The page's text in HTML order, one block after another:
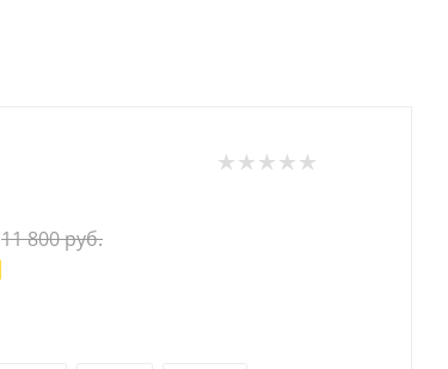
11 800руб.